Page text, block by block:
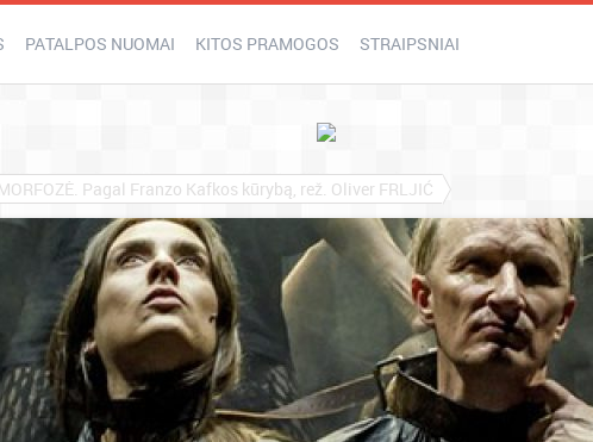
PATALPOS NUOMAI KITOS PRAMOGOS STRAIPSNIAI
Pagal Franzo Kafkos kūrybą, rež. Oliver FRLJIĆ